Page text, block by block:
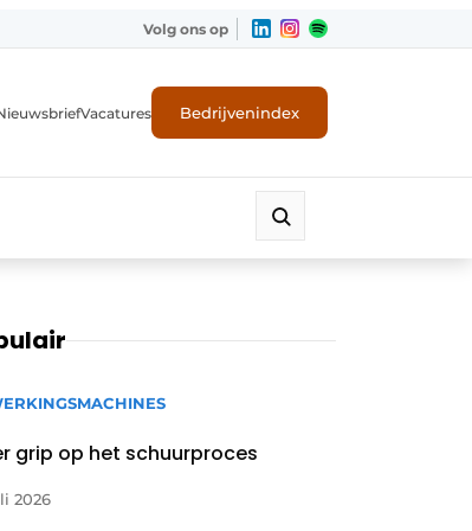
Volg ons op
Vacatures Bedrijvenindex
grip op het schuurproces
2026